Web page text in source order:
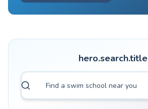
hero.search.title